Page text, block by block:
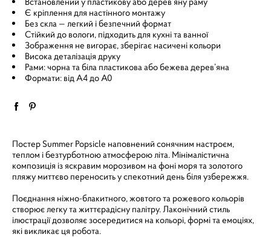
Є кріплення для настінного монтажу
Без скла — легкий і безпечний формат
Стійкий до вологи, підходить для кухні та ванної
Зображення не вигорає, зберігає насичені кольори
Висока деталізація друку
Рами: чорна та біла пластикова або бежева дерев’яна
Формати: від A4 до A0
Постер Summer Popsicle наповнений сонячним настроєм,
теплом і безтурботною атмосферою літа. Мінімалістична
композиція із яскравим морозивом на фоні моря та золотого
пляжу миттєво переносить у спекотний день біля узбережжя.
Поєднання ніжно-блакитного, жовтого та рожевого кольорів
створює легку та життєрадісну палітру. Лаконічний стиль
ілюстрації дозволяє зосередитися на кольорі, формі та емоціях,
які викликає ця робота.